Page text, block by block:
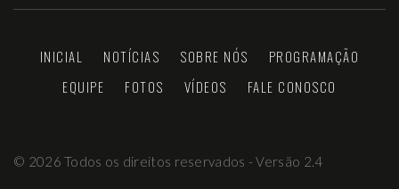
INICIAL NOTÍCIAS SOBRE NÓS
PROGRAMAÇÃO
EQUIPE
FOTOS VÍDEOS FALE CONOSCO
© 2026 Todos os direitos reservados - Versão 2.4